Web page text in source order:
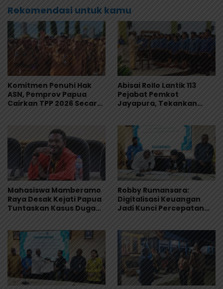
Rekomendasi untuk kamu
Komitmen Penuhi Hak
ASN, Pemprov Papua
Cairkan TPP 2026 Secara
Abisai Rollo Lantik 113
Pejabat Pemkot
Jayapura, Tekankan
Mahasiswa Mamberamo
Raya Desak Kejati Papua
Tuntaskan Kasus Dugaan
Robby Rumansara:
Digitalisasi Keuangan
Jadi Kunci Percepatan